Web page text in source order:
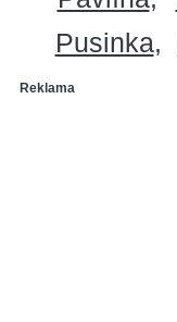
Pusinka
Reklama